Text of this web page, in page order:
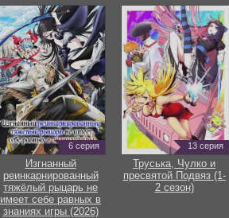
6 серия
Изгнанный
реинкарнированный
тяжёлый рыцарь не
имеет себе равных в
знаниях игры (2026)
13 серия
Труська, Чулко и
пресвятой Подвяз (1-
2 сезон)